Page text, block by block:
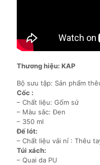
Thương hiệu: KAP
Bộ sưu tập: Sản phẩm
Cốc :
– Chất liệu: Gốm sứ
– Màu sắc: Đen
– 350 ml
Đế lót:
– Chất liệu vải nỉ : Thêu
Túi xách:
– Quai da PU